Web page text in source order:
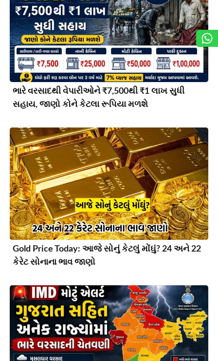
ભારે વરસાદથી વેપારીઓને ₹7,500થી ₹1 લાખ સુધી
સહાય, જાણો કોને કેટલા રૂપિયા મળશે
Gold Price Today: આજે સોનું કેટલું મોંઘું? 24 અને 22
કેરેટ સોનાના ભાવ જાણો